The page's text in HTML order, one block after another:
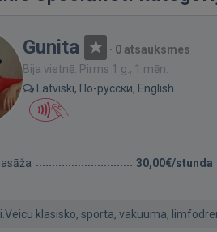
Gunita · 0 atsauksmes
Bija vietnē: Pirms 1 g., 1 mēn.
Latviski, По-русски, English
30,00€/stunda
klasisko, sporta, vakuuma,